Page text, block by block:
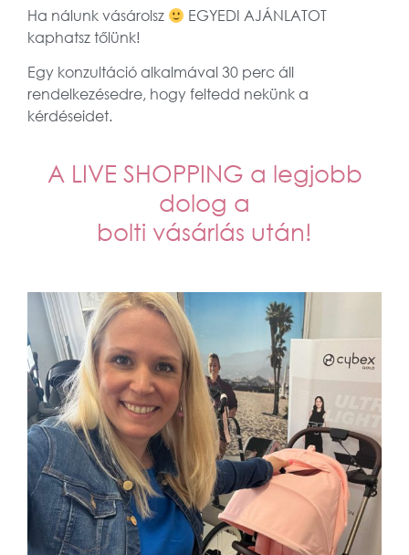
Ha nálunk vásárolsz
EGYEDI AJÁNLATOT
kaphatsz tőlünk!
Egy konzultáció alkalmával 30 perc áll
rendelkezésedre, hogy feltedd nekünk a
kérdéseidet.
A LIVE SHOPPING a legjobb
dolog a
bolti vásárlás után!